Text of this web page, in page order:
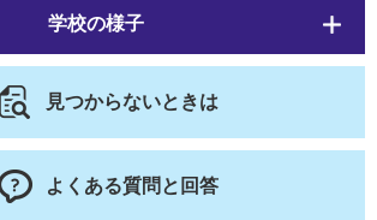
学校の様子
見つからないときは
よくある質問と回答